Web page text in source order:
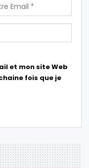
et mon site Web
fois que je